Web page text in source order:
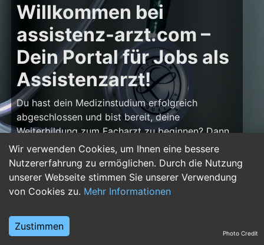
Wir verwenden Cookies, um Ihnen eine bessere
Nutzererfahrung zu ermöglichen. Durch die Nutzung
unserer Webseite stimmen Sie unserer Verwendung
von Cookies zu. Mehr Informationen
Zustimmen
Willkommen bei
assistenz-arzt.com –
Dein Portal für Jobs als
Assistenzarzt!
Du hast dein Medizinstudium erfolgreich
abgeschlossen und bist bereit, deine
Weiterbildung zum Facharzt zu beginnen? Dann
bist du aufassistenz-arzt.comgenau richtig!
Hier findest du zahlreiche Stellenangebote für
Assistenzärzte in allen Fachrichtungen – von der
Inneren Medizin über die Chirurgie bis hin zur
deine Karriere im Arztberuf und finde die
passende Klinik oder Praxis für deinen nächstenPhoto Credit